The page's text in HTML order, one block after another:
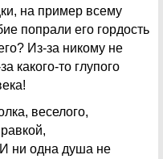
на пример всему
попрали его гордость
Из-за никому не
какого-то глупого
веселого,
ни одна душа не